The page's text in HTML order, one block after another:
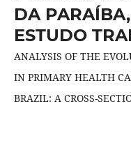
DA
ESTUDO
ANALYSIS OF THE
IN PRIMARY HEALTH
BRAZIL: A CROSS-